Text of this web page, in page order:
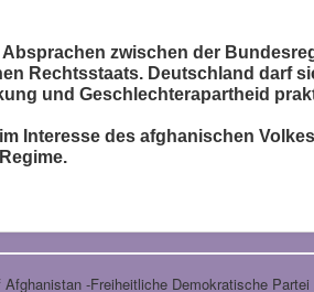
zwischen der
Rechtsstaats. Deutschland darf
und Geschlechterapartheid
Interesse des afghanischen
-Freiheitliche Demokratische